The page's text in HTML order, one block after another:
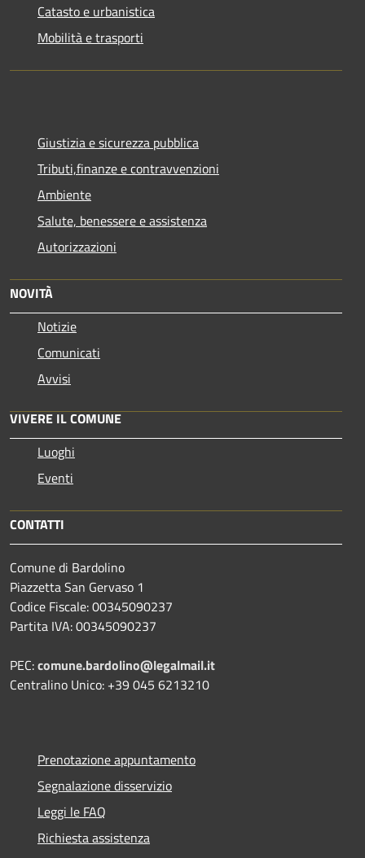
Catasto e urbanistica
Mobilità e trasporti
Giustizia e sicurezza pubblica
Tributi,finanze e contravvenzioni
Ambiente
Salute, benessere e assistenza
Autorizzazioni
NOVITÀ
Notizie
Comunicati
Avvisi
VIVERE IL COMUNE
Luoghi
Eventi
CONTATTI
Comune di Bardolino
Piazzetta San Gervaso 1
Codice Fiscale: 00345090237
Partita IVA: 00345090237
PEC:comune.bardolino@legalmail.it
Centralino Unico: +39 045 6213210
Prenotazione appuntamento
Segnalazione disservizio
Leggi le FAQ
Richiesta assistenza